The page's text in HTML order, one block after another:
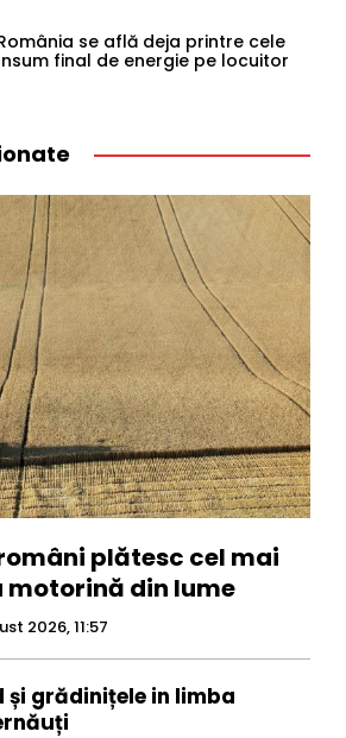
se află deja printre cele
final de energie pe locuitor
plătesc cel mai
motorină din lume
2026, 11:57
și grădinițele in limba